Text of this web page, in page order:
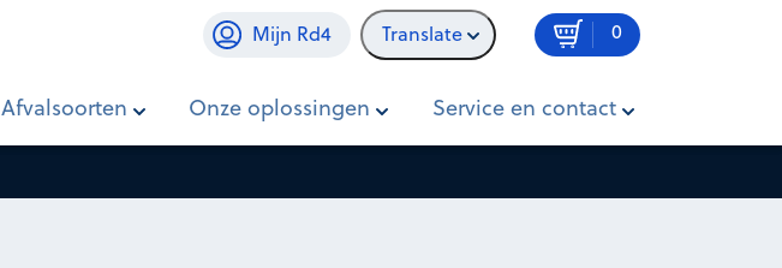
Mijn Rd4 Translate 0
Afvalsoorten Onze oplossingen Service en contact
Prijs op aanvraag In winkelwagen